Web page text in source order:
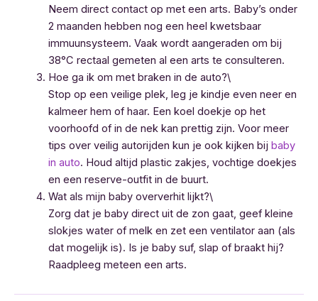
Neem direct contact op met een arts. Baby’s onder
2 maanden hebben nog een heel kwetsbaar
immuunsysteem. Vaak wordt aangeraden om bij
38°C rectaal gemeten al een arts te consulteren.
Hoe ga ik om met braken in de auto?\
Stop op een veilige plek, leg je kindje even neer en
kalmeer hem of haar. Een koel doekje op het
voorhoofd of in de nek kan prettig zijn. Voor meer
tips over veilig autorijden kun je ook kijken bij baby
in auto. Houd altijd plastic zakjes, vochtige doekjes
en een reserve-outfit in de buurt.
Wat als mijn baby oververhit lijkt?\
Zorg dat je baby direct uit de zon gaat, geef kleine
slokjes water of melk en zet een ventilator aan (als
dat mogelijk is). Is je baby suf, slap of braakt hij?
Raadpleeg meteen een arts.